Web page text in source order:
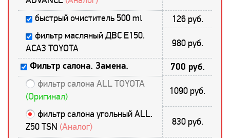
быстрый очиститель 500 ml
126 руб.
фильтр масляный ДВС E150.
ACA3 TOYOTA
980 руб.
Фильтр салона. Замена. 700 руб.
фильтр салона ALL TOYOTA
(Оригинал)
1090 руб.
фильтр салона угольный ALL.
Z50 TSN (Аналог) 830 руб.